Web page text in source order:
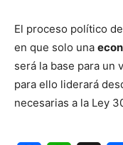
El proceso político
en que solo una
será la base para un
para ello liderará
necesarias a la Ley